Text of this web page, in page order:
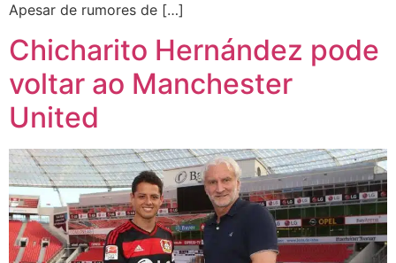
Apesar de rumores de […]
Chicharito Hernández pode
voltar ao Manchester
United